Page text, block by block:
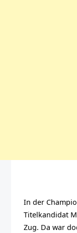
In der
Titelkandidat
Zug. Da war